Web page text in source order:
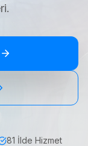
81 İlde Hizmet